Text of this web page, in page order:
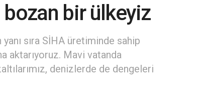
bozan bir ülkeyiz
yanı sıra SİHA üretiminde sahip
aktarıyoruz. Mavi vatanda
denizlerde de dengeleri